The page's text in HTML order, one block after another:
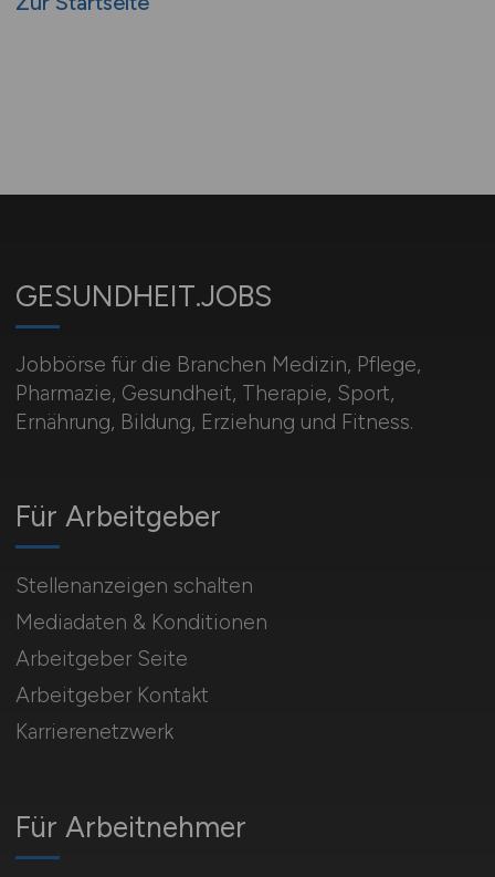
GESUNDHEIT.JOBS
Jobbörse für die Branchen Medizin, Pflege,
Pharmazie, Gesundheit, Therapie, Sport,
Ernährung, Bildung, Erziehung und Fitness.
Für Arbeitnehmer
Für Arbeitgeber
Stellenanzeigen schalten
Mediadaten & Konditionen
Arbeitgeber Seite
Arbeitgeber Kontakt
Karrierenetzwerk